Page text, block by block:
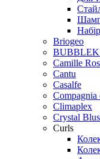
Набір
Briogeo
Camille
Cantu
Casalfe
Compagnia
Climaplex
Crystal
Curls